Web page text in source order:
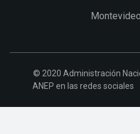
© 2020 Administración
ANEP en las redes sociales